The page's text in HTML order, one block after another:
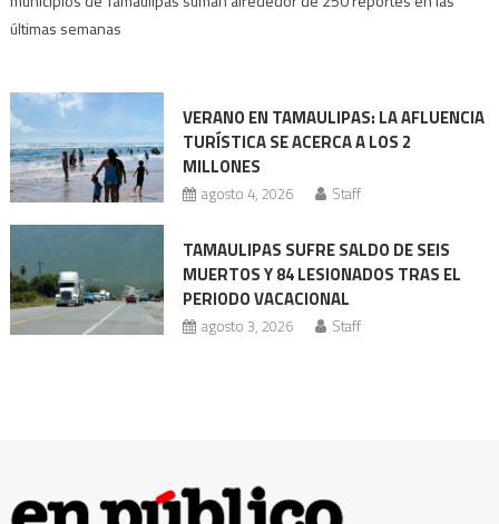
últimas semanas
VERANO EN TAMAULIPAS: LA AFLUENCIA
TURÍSTICA SE ACERCA A LOS 2
MILLONES
agosto 4, 2026 Staff
TAMAULIPAS SUFRE SALDO DE SEIS
MUERTOS Y 84 LESIONADOS TRAS EL
PERIODO VACACIONAL
agosto 3, 2026 Staff